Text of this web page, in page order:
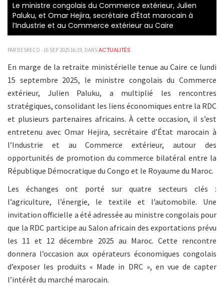
Le ministre congolais du Commerce extérieur, Julien
Paluku, et Omar Hejira, secrétaire d’État marocain à
l’Industrie et au Commerce extérieur au Caire
PAR DESKECO - 16 SEP 2025 16:19, DANSACTUALITÉS
En marge de la retraite ministérielle tenue au Caire ce lundi
15 septembre 2025, le ministre congolais du Commerce
extérieur, Julien Paluku, a multiplié les rencontres
stratégiques, consolidant les liens économiques entre la RDC
et plusieurs partenaires africains. À cette occasion, il s’est
entretenu avec Omar Hejira, secrétaire d’État marocain à
l’Industrie et au Commerce extérieur, autour des
opportunités de promotion du commerce bilatéral entre la
République Démocratique du Congo et le Royaume du Maroc.
Les échanges ont porté sur quatre secteurs clés :
l’agriculture, l’énergie, le textile et l’automobile. Une
invitation officielle a été adressée au ministre congolais pour
que la RDC participe au Salon africain des exportations prévu
les 11 et 12 décembre 2025 au Maroc. Cette rencontre
donnera l’occasion aux opérateurs économiques congolais
d’exposer les produits « Made in DRC », en vue de capter
l’intérêt du marché marocain.